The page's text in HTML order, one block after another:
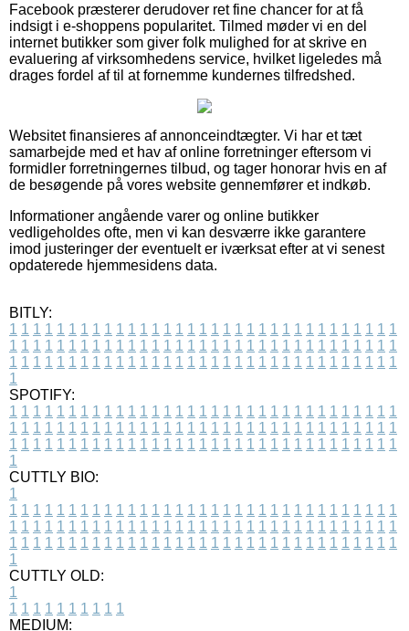
Facebook præsterer derudover ret fine chancer for at få
indsigt i e-shoppens popularitet. Tilmed møder vi en del
internet butikker som giver folk mulighed for at skrive en
evaluering af virksomhedens service, hvilket ligeledes må
drages fordel af til at fornemme kundernes tilfredshed.
Websitet finansieres af annonceindtægter. Vi har et tæt
samarbejde med et hav af online forretninger eftersom vi
formidler forretningernes tilbud, og tager honorar hvis en af
de besøgende på vores website gennemfører et indkøb.
Informationer angående varer og online butikker
vedligeholdes ofte, men vi kan desværre ikke garantere
imod justeringer der eventuelt er iværksat efter at vi senest
opdaterede hjemmesidens data.
BITLY:
1 1 1 1 1 1 1 1 1 1 1 1 1 1 1 1 1 1 1 1 1 1 1 1 1 1 1 1 1 1 1 1 1
1 1 1 1 1 1 1 1 1 1 1 1 1 1 1 1 1 1 1 1 1 1 1 1 1 1 1 1 1 1 1 1 1
1 1 1 1 1 1 1 1 1 1 1 1 1 1 1 1 1 1 1 1 1 1 1 1 1 1 1 1 1 1 1 1 1
1
SPOTIFY:
1 1 1 1 1 1 1 1 1 1 1 1 1 1 1 1 1 1 1 1 1 1 1 1 1 1 1 1 1 1 1 1 1
1 1 1 1 1 1 1 1 1 1 1 1 1 1 1 1 1 1 1 1 1 1 1 1 1 1 1 1 1 1 1 1 1
1 1 1 1 1 1 1 1 1 1 1 1 1 1 1 1 1 1 1 1 1 1 1 1 1 1 1 1 1 1 1 1 1
1
CUTTLY BIO:
1
1 1 1 1 1 1 1 1 1 1 1 1 1 1 1 1 1 1 1 1 1 1 1 1 1 1 1 1 1 1 1 1 1
1 1 1 1 1 1 1 1 1 1 1 1 1 1 1 1 1 1 1 1 1 1 1 1 1 1 1 1 1 1 1 1 1
1 1 1 1 1 1 1 1 1 1 1 1 1 1 1 1 1 1 1 1 1 1 1 1 1 1 1 1 1 1 1 1 1
1
CUTTLY OLD:
1
1 1 1 1 1 1 1 1 1 1
MEDIUM: